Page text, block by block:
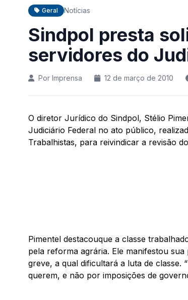
Geral Notícias
Sindpol presta
servidores do
Por Imprensa 12 de março de 2010
O diretor Jurídico do Sindpol, Stélio
Judiciário Federal no ato público,
Trabalhistas, para reivindicar a revisão
Pimentel destacouque a classe
pela reforma agrária. Ele manifestou
greve, a qual dificultará a luta de classe.
querem, e não por imposições de